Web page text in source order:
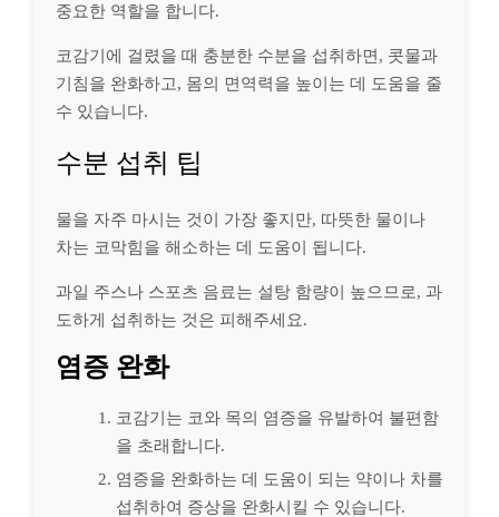
중요한 역할을 합니다.
코감기에 걸렸을 때 충분한 수분을 섭취하면, 콧물과
기침을 완화하고, 몸의 면역력을 높이는 데 도움을 줄
수 있습니다.
수분 섭취 팁
물을 자주 마시는 것이 가장 좋지만, 따뜻한 물이나
차는 코막힘을 해소하는 데 도움이 됩니다.
과일 주스나 스포츠 음료는 설탕 함량이 높으므로, 과
도하게 섭취하는 것은 피해주세요.
염증 완화
코감기는 코와 목의 염증을 유발하여 불편함
을 초래합니다.
염증을 완화하는 데 도움이 되는 약이나 차를
섭취하여 증상을 완화시킬 수 있습니다.